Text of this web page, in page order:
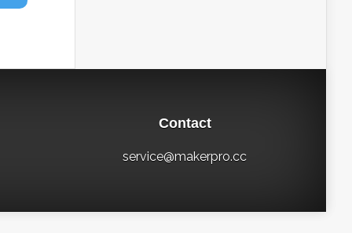
Contact
service@makerpro.cc